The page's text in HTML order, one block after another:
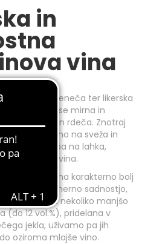
in
vina
na mirna, peneča ter likerska
na barvo se mirna in
bela, rose in rdeča. Znotraj
vina delimo na sveža in
okusa pa na lahka,
(bogata) vina.
suha vina karakterno bolj
z zmerno sadnostjo,
lahko z nekoliko manjšo
(do 12 vol.%), pridelana v
jekla, uživamo pa jih
oziroma mlajše vino.